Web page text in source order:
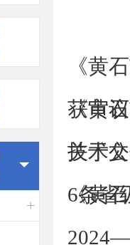
《黄
获审
《黄
技术
关于
6条省
《黄